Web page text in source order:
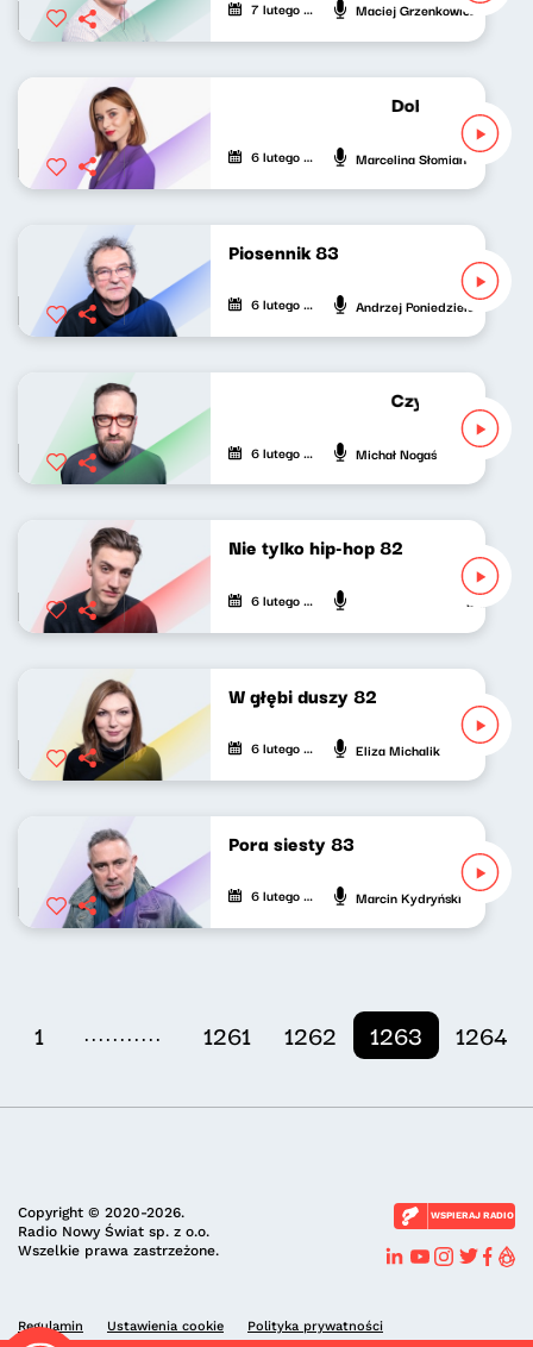
7 lutego 2022 Maciej Grzenkowicz
Dobrze
6 lutego 2022 Marcelina Słomian
Piosennik 83
6 lutego 2022 Andrzej Poniedzielski
Czytał Michał
6 lutego 2022 Michał Nogaś
Nie tylko hip-hop 82
6 lutego 2022 Mateusz
W głębi duszy 82
6 lutego 2022 Eliza Michalik
Pora siesty 83
6 lutego 2022 Marcin Kydryński
1 ........... 1261 1262 1263 1264
Copyright © 2020-2026.
Radio Nowy Świat sp. z o.o.
Wszelkie prawa zastrzeżone.
WSPIERAJ RADIO
Regulamin Ustawienia cookie Polityka prywatności